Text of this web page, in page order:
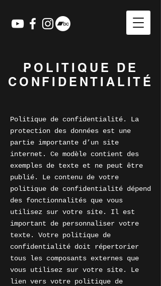
POLITIQUE DE
CONFIDENTIALITÉ
Politique de confidentialité. La
protection des données est une
partie importante d’un site
internet. Ce modèle contient des
exemples de texte et ne peut être
publié. Le contenu de votre
politique de confidentialité dépend
des fonctionnalités que vous
utilisez sur votre site. Il est
important de personnaliser votre
texte. Votre politique de
confidentialité doit répertorier
tous les composants externes que
vous utilisez sur votre site. Le
lien vers votre politique de